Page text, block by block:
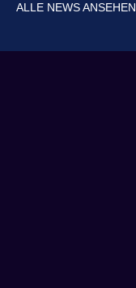
ALLE NEWS ANSEHEN